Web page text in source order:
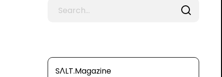
SΛLT.Magazine